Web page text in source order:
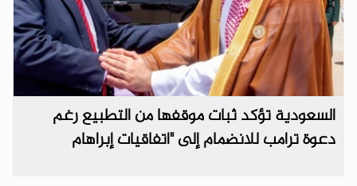
السعودية تؤكد ثبات موقفها من التطبيع رغم
دعوة ترامب للانضمام إلى "اتفاقيات إبراهام